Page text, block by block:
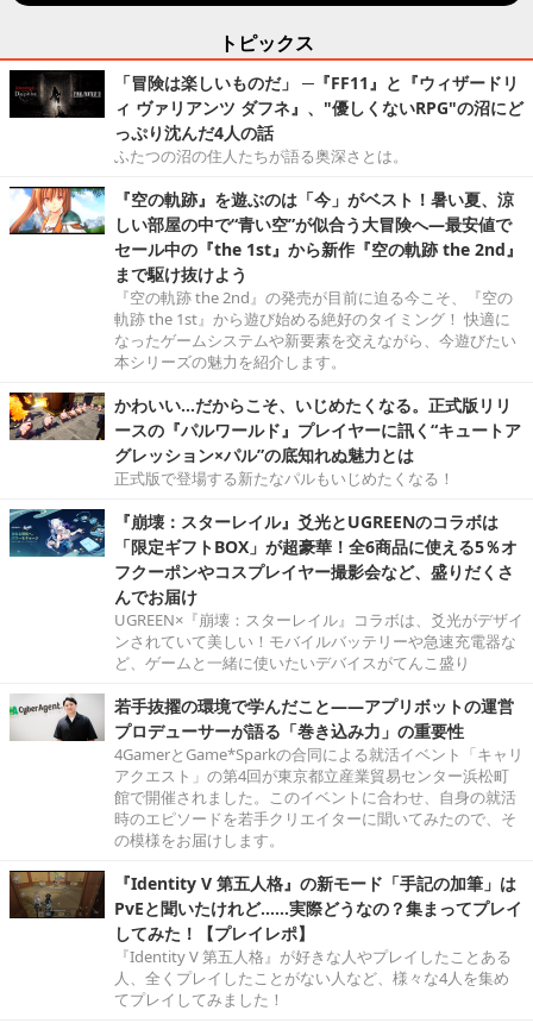
トピックス
「冒険は楽しいものだ」 ─『FF11』と『ウィザードリ
ィ ヴァリアンツ ダフネ』、"優しくないRPG"の沼にど
っぷり沈んだ4人の話
ふたつの沼の住人たちが語る奥深さとは。
『空の軌跡』を遊ぶのは「今」がベスト！暑い夏、涼
しい部屋の中で“青い空”が似合う大冒険へ―最安値で
セール中の『the 1st』から新作『空の軌跡 the 2nd』
まで駆け抜けよう
『空の軌跡 the 2nd』の発売が目前に迫る今こそ、『空の
軌跡 the 1st』から遊び始める絶好のタイミング！ 快適に
なったゲームシステムや新要素を交えながら、今遊びたい
本シリーズの魅力を紹介します。
かわいい…だからこそ、いじめたくなる。正式版リリ
ースの『パルワールド』プレイヤーに訊く“キュートア
グレッション×パル”の底知れぬ魅力とは
正式版で登場する新たなパルもいじめたくなる！
『崩壊：スターレイル』爻光とUGREENのコラボは
「限定ギフトBOX」が超豪華！全6商品に使える5％オ
フクーポンやコスプレイヤー撮影会など、盛りだくさ
んでお届け
UGREEN×『崩壊：スターレイル』コラボは、爻光がデザイ
ンされていて美しい！モバイルバッテリーや急速充電器な
ど、ゲームと一緒に使いたいデバイスがてんこ盛り
若手抜擢の環境で学んだこと――アプリボットの運営
プロデューサーが語る「巻き込み力」の重要性
4GamerとGame*Sparkの合同による就活イベント「キャリ
アクエスト」の第4回が東京都立産業貿易センター浜松町
館で開催されました。このイベントに合わせ、自身の就活
時のエピソードを若手クリエイターに聞いてみたので、そ
の模様をお届けします。
『Identity V 第五人格』の新モード「手記の加筆」は
PvEと聞いたけれど……実際どうなの？集まってプレイ
してみた！【プレイレポ】
『Identity V 第五人格』が好きな人やプレイしたことある
人、全くプレイしたことがない人など、様々な4人を集め
てプレイしてみました！